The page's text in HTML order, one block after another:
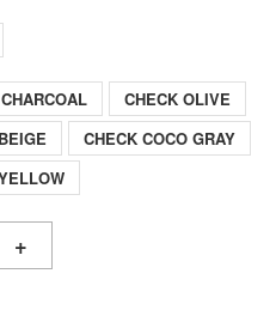
CHARCOAL
CHECK OLIVE
CHECK COCO GRAY
+